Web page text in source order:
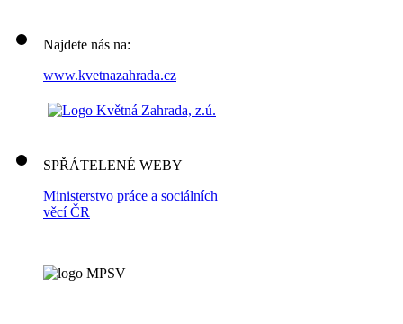
Najdete nás na:
www.kvetnazahrada.cz
SPŘÁTELENÉ WEBY
Ministerstvo práce a sociálních
věcí ČR